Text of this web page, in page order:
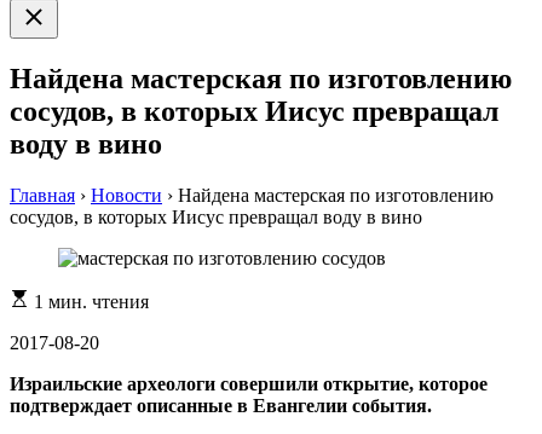
Закрыть
поиск
Найдена мастерская по изготовлению
сосудов, в которых Иисус превращал
воду в вино
Главная › Новости › Найдена мастерская по изготовлению
сосудов, в которых Иисус превращал воду в вино
Расчетное
чтения
1 мин. чтения
2017-08-20
Израильские археологи совершили открытие, которое
подтверждает описанные в Евангелии события.